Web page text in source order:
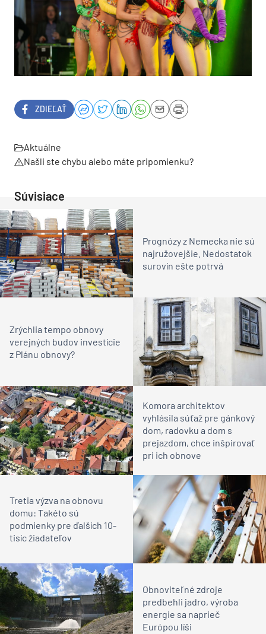
ZDIEĽAŤ
Aktuálne
Našli ste chybu alebo máte pripomienku?
Súvisiace
Prognózy z Nemecka nie sú
najružovejšie. Nedostatok
surovín ešte potrvá
Zrýchlia tempo obnovy
verejných budov investície
z Plánu obnovy?
Komora architektov
vyhlásila súťaž pre gánkový
dom, radovku a dom s
prejazdom, chce inšpirovať
pri ich obnove
Tretia výzva na obnovu
domu: Takéto sú
podmienky pre ďalších 10-
tisíc žiadateľov
Obnoviteľné zdroje
predbehli jadro, výroba
energie sa naprieč
Európou líši